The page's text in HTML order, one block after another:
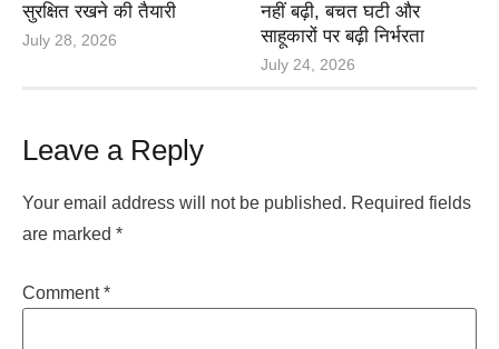
सुरक्षित रखने की तैयारी
July 28, 2026
नहीं बढ़ी, बचत घटी और
साहूकारों पर बढ़ी निर्भरता
July 24, 2026
Leave a Reply
Your email address will not be published. Required fields
are marked *
Comment*